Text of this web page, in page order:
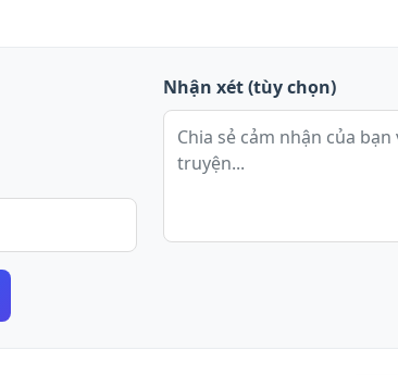
Nhận xét (tùy chọn)